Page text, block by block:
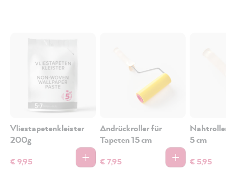
Vliestapetenkleister
200g
€ 9,95
Andrückroller für
Tapeten 15 cm
€ 7,95
5 cm
€ 5,95